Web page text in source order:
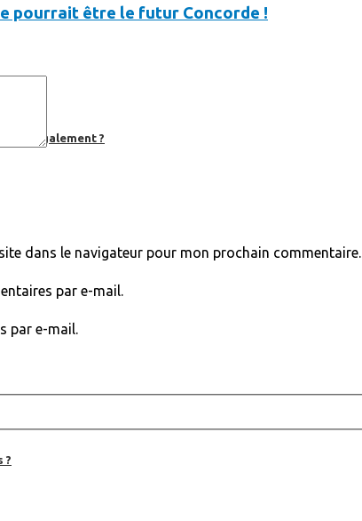
et légalement ?
?
pourrait être le futur Concorde !
dans le navigateur pour mon prochain commentaire.
par e-mail.
par e-mail.